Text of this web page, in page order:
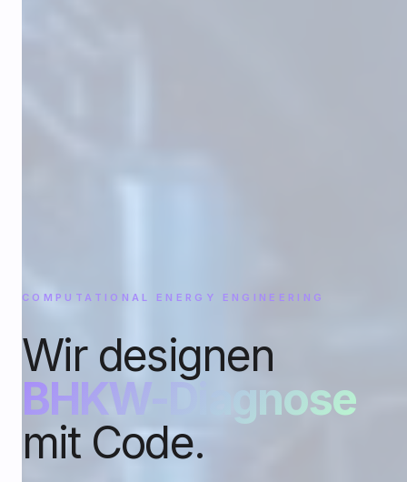
COMPUTATIONAL ENERGY ENGINEERING
Wir designen
BHKW-Diagnose
mit Code.